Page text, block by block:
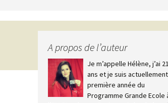
A propos de l’auteur
Je m’appelle Hélène, j’ai 21
ans et je suis
première année du
Programme Grande Ecole